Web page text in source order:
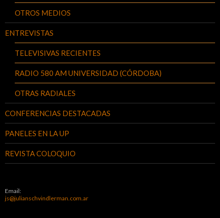
OTROS MEDIOS
ENTREVISTAS
TELEVISIVAS RECIENTES
RADIO 580 AM UNIVERSIDAD (CÓRDOBA)
OTRAS RADIALES
CONFERENCIAS DESTACADAS
PANELES EN LA UP
REVISTA COLOQUIO
Email:
js@julianschvindlerman.com.ar